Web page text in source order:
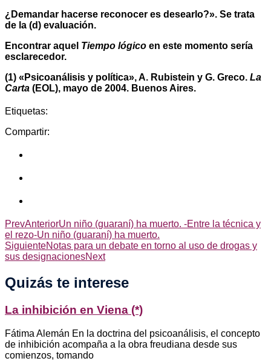
¿Demandar hacerse reconocer es desearlo?». Se trata
de la (d) evaluación.
Encontrar aquel Tiempo lógico en este momento sería
esclarecedor.
(1) «Psicoanálisis y política», A. Rubistein y G. Greco. La
Carta (EOL), mayo de 2004. Buenos Aires.
Etiquetas:
Compartir:
PrevAnteriorUn niño (guaraní) ha muerto. -Entre la técnica y
el rezo-Un niño (guaraní) ha muerto.
SiguienteNotas para un debate en torno al uso de drogas y
sus designacionesNext
Quizás te interese
La inhibición en Viena (*)
Fátima Alemán En la doctrina del psicoanálisis, el concepto
de inhibición acompaña a la obra freudiana desde sus
comienzos, tomando